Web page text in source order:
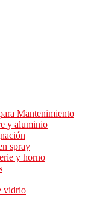
Mantenimiento
y aluminio
spray
y horno
vidrio